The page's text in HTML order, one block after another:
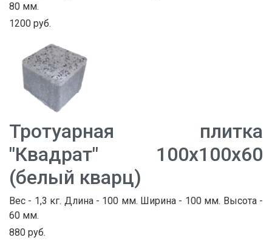
80 мм.
1200 руб.
Тротуарная плитка
"Квадрат" 100х100х60
(белый кварц)
Вес - 1,3 кг. Длина - 100 мм. Ширина - 100 мм. Высота -
60 мм.
880 руб.